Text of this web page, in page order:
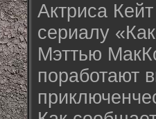
Актриса
сериалу
Мэттью
поработают